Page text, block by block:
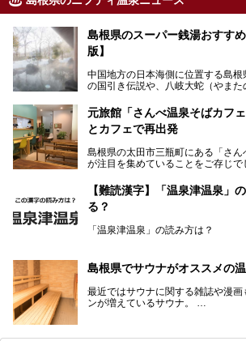
島根県のスーパー銭湯おすす
版】
中国地方の日本海側に位置する島
の国引き伝説や、八岐大蛇（やまた
の参拝客が訪れます。「出雲縁結び
首都圏からでも実は2時間圏内で到
です。
市）など、古くから知られる温泉郷
り流れる時間のなかで、心の底から
元旅館「さんべ温泉そばカフ
とカフェで再出発
島根県の太田市三瓶町にある「さん
が注目を集めていることをご存じで
「さんべ温泉そばカフェ湯元」は
を提供するカフェという新しい営
らず地元民にも親しまれています。
宿泊をせずとも、気軽に源泉のお湯
を経て現在のスタイルに辿り着いて
【難読漢字】「温泉津温泉」
る？
「温泉津温泉」の読み方は？
か？
島根県でサウナがオススメの
最近ではサウナに関する雑誌や漫
ンが増えているサウナ。